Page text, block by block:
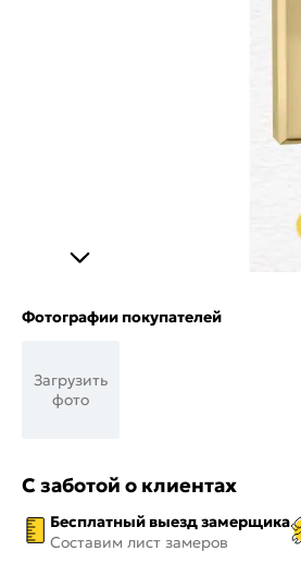
Фотографии покупателей
Загрузить
фото
С заботой о клиентах
Бесплатный выезд замерщика
Составим лист замеров